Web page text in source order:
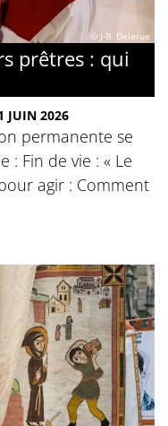
© J-B. Delerue
prêtres : qui
JUIN 2026
permanente se
: Fin de vie : « Le
agir : Comment